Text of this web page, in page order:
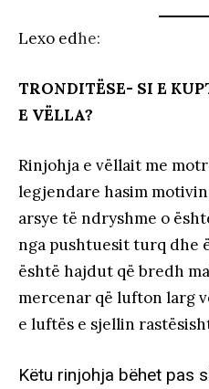
Lexo edhe:
TRONDITËSE- SI E
E VËLLA?
Rinjohja e vëllait me
legjendare hasim
arsye të ndryshme o
nga pushtuesit turq dhe
është hajdut që bredh
mercenar që lufton larg
e luftës e sjellin
Këtu rinjohja bëhet pas